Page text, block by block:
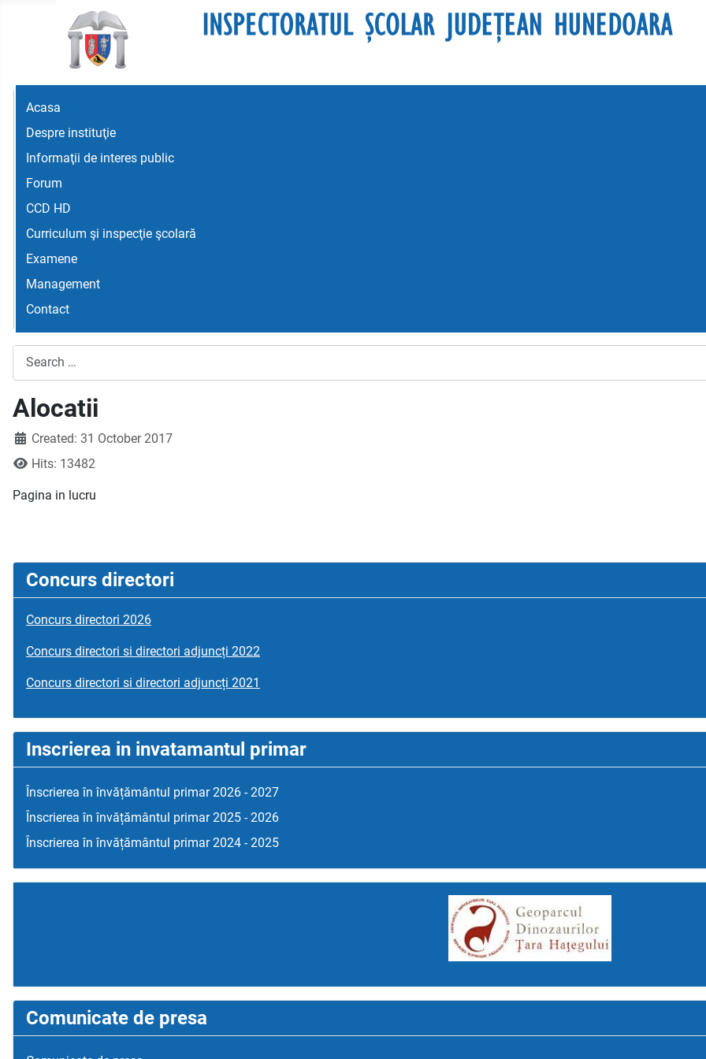
Acasa
Despre instituţie
Informaţii de interes public
Forum
CCD HD
Curriculum şi inspecţie şcolară
Examene
Management
Contact
Alocatii
Created: 31 October 2017
Hits: 13482
Pagina in lucru
Concurs directori
Concurs directori 2026
Concurs directori si directori adjuncți 2022
Concurs directori si directori adjuncți 2021
Inscrierea in invatamantul primar
Înscrierea în învățământul primar 2026 - 2027
Înscrierea în învățământul primar 2025 - 2026
Înscrierea în învățământul primar 2024 - 2025
Comunicate de presa